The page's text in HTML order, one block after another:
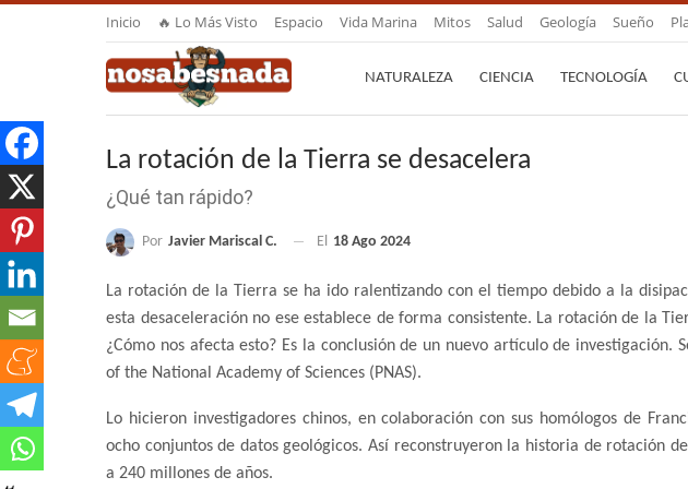
Inicio 🔥 Lo Más Visto Espacio Vida Marina Mitos Salud Geología Sueño
NATURALEZA CIENCIA TECNOLOGÍA
La rotación de la Tierra se desacelera
¿Qué tan rápido?
Por Javier Mariscal C. El 18 Ago 2024
La rotación de la Tierra se ha ido ralentizando con el tiempo debido a la
esta desaceleración no ese establece de forma consistente. La rotación de la
¿Cómo nos afecta esto? Es la conclusión de un nuevo artículo de investigación.
of the National Academy of Sciences (PNAS).
Lo hicieron investigadores chinos, en colaboración con sus homólogos de
ocho conjuntos de datos geológicos. Así reconstruyeron la historia de rotación
a 240 millones de años.